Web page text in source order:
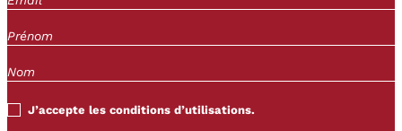
J’accepte les conditions d’utilisations.